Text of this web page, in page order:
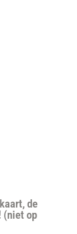
de
(niet op